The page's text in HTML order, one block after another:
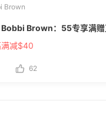
Brown
Bobbi Brown：55专享满赠
减$40
62